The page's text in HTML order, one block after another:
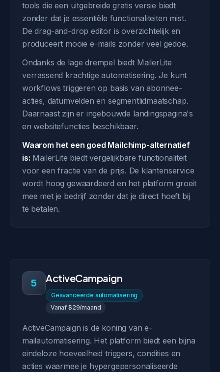
tools die een uitgebreide gratis versie biedt
zonder dat je essentiële functionaliteiten mist.
De drag-and-drop editor is overzichtelijk en
produceert mooie e-mails zonder veel gedoe.
Ondanks de lage drempel biedt MailerLite
verrassend krachtige automatisering. Je kunt
workflows triggeren op basis van abonnee-
acties, datumvelden en segmentlidmaatschap.
Daarnaast zijn er ingebouwde landingspagina's
en websitefuncties beschikbaar.
Waarom het een goed Mailchimp-alternatief
is: MailerLite biedt vergelijkbare functionaliteit
voor een fractie van de prijs. De klantenservice
wordt hoog gewaardeerd en het platform groeit
mee met je bedrijf zonder dat je direct hoeft bij
te betalen.
5 ActiveCampaign
Geavanceerde automatisering
Vanaf $29/maand
ActiveCampaign is de koning van e-
mailautomatisering. Het platform biedt een bijna
eindeloze hoeveelheid triggers, condities en
acties waarmee je hypergepersonaliseerde